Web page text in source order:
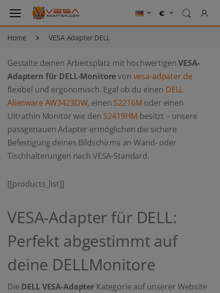
Home VESA Adapter DELL
Gestalte deinen Arbeitsplatz mit hochwertigenVESA-
Adaptern für DELL-Monitorevon vesa-adpater.de
flexibel und ergonomisch. Egal ob du einen DELL
Alienware AW3423DW, einen S2216M oder einen
Ultrathin Monitor wie den S2419HM besitzt – unsere
passgenauen Adapter ermöglichen die sichere
Befestigung deines Bildschirms an Wand- oder
Tischhalterungen nach VESA-Standard.
[[products_list]]
VESA-Adapter für DELL:
Perfekt abgestimmt auf
deine DELLMonitore
Die DELL VESA-Adapter Kategorie auf unserer Website